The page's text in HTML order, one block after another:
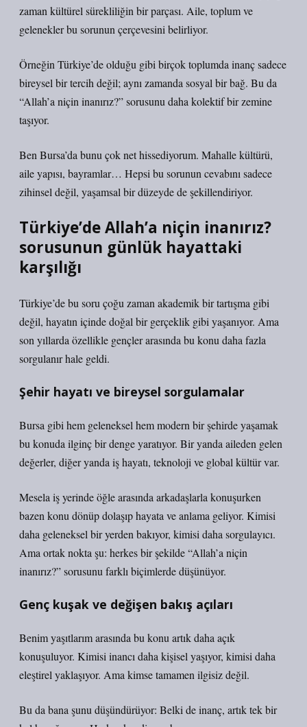
zaman kültürel sürekliliğin bir parçası. Aile, toplum ve
gelenekler bu sorunun çerçevesini belirliyor.
Örneğin Türkiye’de olduğu gibi birçok toplumda inanç sadece
bireysel bir tercih değil; aynı zamanda sosyal bir bağ. Bu da
“Allah’a niçin inanırız?” sorusunu daha kolektif bir zemine
taşıyor.
Ben Bursa’da bunu çok net hissediyorum. Mahalle kültürü,
aile yapısı, bayramlar… Hepsi bu sorunun cevabını sadece
zihinsel değil, yaşamsal bir düzeyde de şekillendiriyor.
Türkiye’de Allah’a niçin inanırız?
sorusunun günlük hayattaki
karşılığı
Türkiye’de bu soru çoğu zaman akademik bir tartışma gibi
değil, hayatın içinde doğal bir gerçeklik gibi yaşanıyor. Ama
son yıllarda özellikle gençler arasında bu konu daha fazla
sorgulanır hale geldi.
Şehir hayatı ve bireysel sorgulamalar
Bursa gibi hem geleneksel hem modern bir şehirde yaşamak
bu konuda ilginç bir denge yaratıyor. Bir yanda aileden gelen
değerler, diğer yanda iş hayatı, teknoloji ve global kültür var.
Mesela iş yerinde öğle arasında arkadaşlarla konuşurken
bazen konu dönüp dolaşıp hayata ve anlama geliyor. Kimisi
daha geleneksel bir yerden bakıyor, kimisi daha sorgulayıcı.
Ama ortak nokta şu: herkes bir şekilde “Allah’a niçin
inanırız?” sorusunu farklı biçimlerde düşünüyor.
Genç kuşak ve değişen bakış açıları
Benim yaşıtlarım arasında bu konu artık daha açık
konuşuluyor. Kimisi inancı daha kişisel yaşıyor, kimisi daha
eleştirel yaklaşıyor. Ama kimse tamamen ilgisiz değil.
Bu da bana şunu düşündürüyor: Belki de inanç, artık tek bir